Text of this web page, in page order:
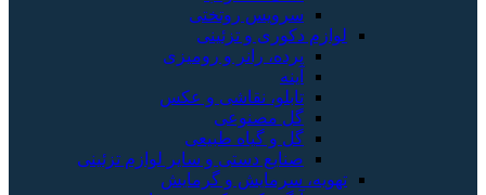
سرویس روتختی
لوازم دکوری و تزئینی
پرده، رانر و رومیزی
آینه
تابلو، نقاشی و عکس
گل مصنوعی
گل و گیاه طبیعی
صنایع دستی و سایر لوازم تزئینی
تهویه، سرمایش و گرمایش